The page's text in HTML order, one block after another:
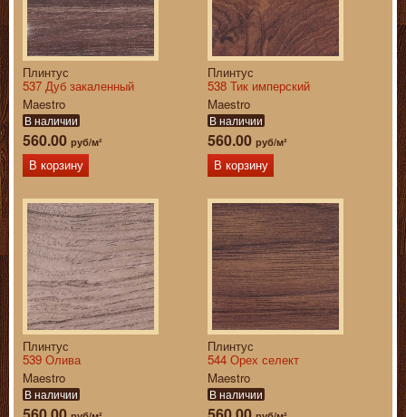
Плинтус
537 Дуб закаленный
Maestro
В наличии
560.00 руб/м²
В корзину
Плинтус
538 Тик имперский
Maestro
В наличии
560.00 руб/м²
В корзину
Плинтус
539 Олива
Maestro
В наличии
Плинтус
544 Орех селект
Maestro
В наличии